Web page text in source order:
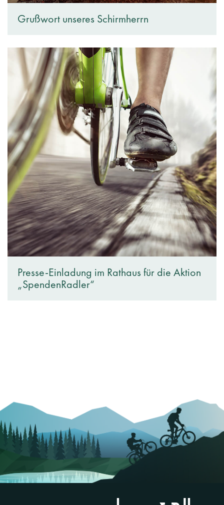
Grußwort unseres Schirmherrn
Presse-Einladung im Rathaus für die Aktion
„SpendenRadler“